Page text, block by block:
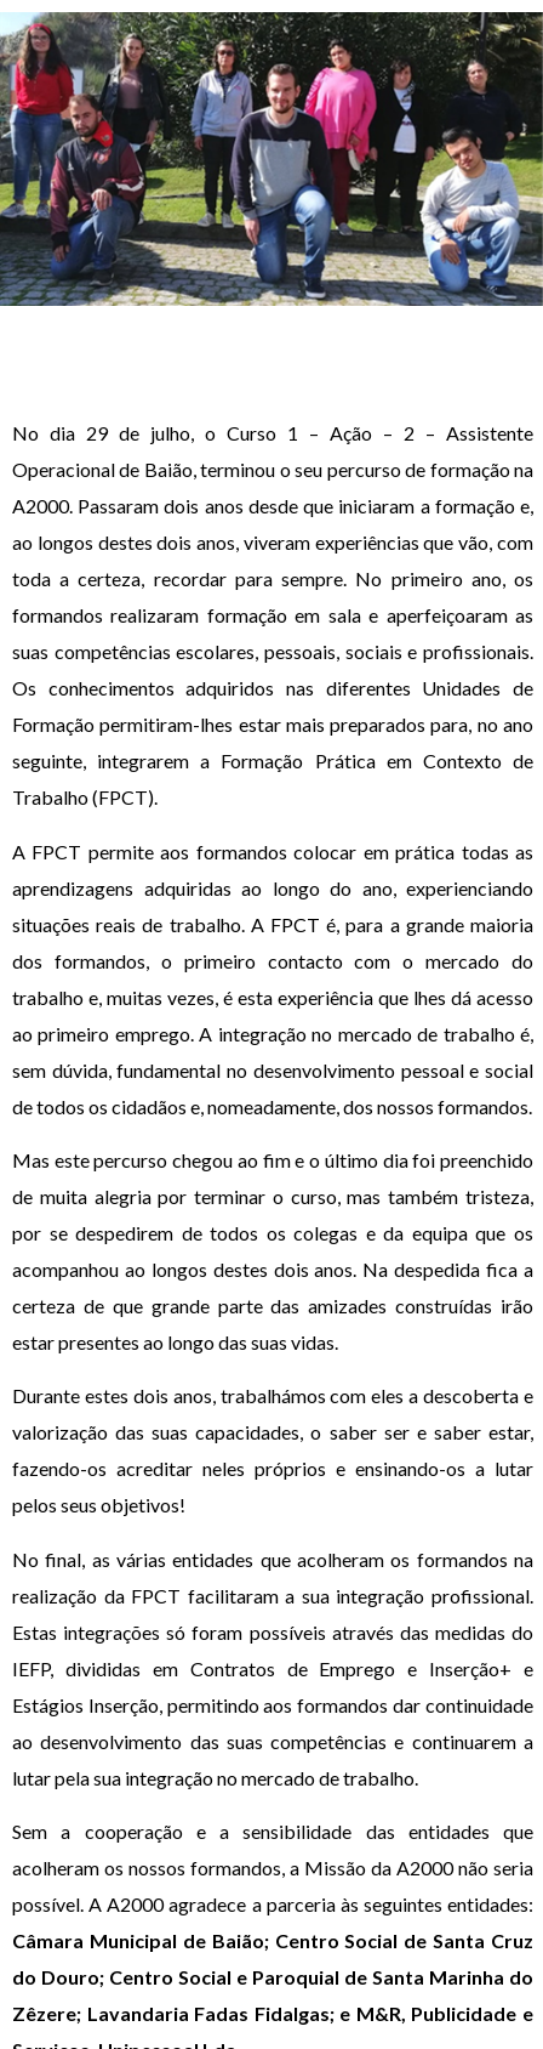
No dia 29 de julho, o Curso 1 – Ação – 2 – Assistente
Operacional de Baião, terminou o seu percurso de formação na
A2000. Passaram dois anos desde que iniciaram a formação e,
ao longos destes dois anos, viveram experiências que vão, com
toda a certeza, recordar para sempre. No primeiro ano, os
formandos realizaram formação em sala e aperfeiçoaram as
suas competências escolares, pessoais, sociais e profissionais.
Os conhecimentos adquiridos nas diferentes Unidades de
Formação permitiram-lhes estar mais preparados para, no ano
seguinte, integrarem a Formação Prática em Contexto de
Trabalho (FPCT).
A FPCT permite aos formandos colocar em prática todas as
aprendizagens adquiridas ao longo do ano, experienciando
situações reais de trabalho. A FPCT é, para a grande maioria
dos formandos, o primeiro contacto com o mercado do
trabalho e, muitas vezes, é esta experiência que lhes dá acesso
ao primeiro emprego. A integração no mercado de trabalho é,
sem dúvida, fundamental no desenvolvimento pessoal e social
de todos os cidadãos e, nomeadamente, dos nossos formandos.
Mas este percurso chegou ao fim e o último dia foi preenchido
de muita alegria por terminar o curso, mas também tristeza,
por se despedirem de todos os colegas e da equipa que os
acompanhou ao longos destes dois anos. Na despedida fica a
certeza de que grande parte das amizades construídas irão
estar presentes ao longo das suas vidas.
Durante estes dois anos, trabalhámos com eles a descoberta e
valorização das suas capacidades, o saber ser e saber estar,
fazendo-os acreditar neles próprios e ensinando-os a lutar
pelos seus objetivos!
No final, as várias entidades que acolheram os formandos na
realização da FPCT facilitaram a sua integração profissional.
Estas integrações só foram possíveis através das medidas do
IEFP, divididas em Contratos de Emprego e Inserção+ e
Estágios Inserção, permitindo aos formandos dar continuidade
ao desenvolvimento das suas competências e continuarem a
lutar pela sua integração no mercado de trabalho.
Sem a cooperação e a sensibilidade das entidades que
acolheram os nossos formandos, a Missão da A2000 não seria
possível. A A2000 agradece a parceria às seguintes entidades:
Câmara Municipal de Baião; Centro Social de Santa Cruz
do Douro; Centro Social e Paroquial de Santa Marinha do
Zêzere; Lavandaria Fadas Fidalgas; e M&R, Publicidade e